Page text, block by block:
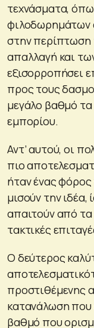
τεχνάσματα,
φιλοδωρημάτων
στην
απαλλαγή και
εξισορροπήσει
προς τους
μεγάλο βαθμό τα
εμπορίου.
Αντ’ αυτού, οι
πιο
ήταν ένας
μισούν την ιδέα,
απαιτούν από
τακτικές
Ο δεύτερος
προστιθέμενης
κατανάλωση που
βαθμό που